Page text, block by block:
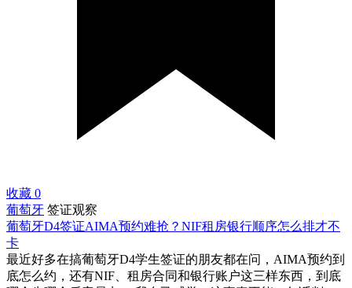
收藏 0
葡萄牙 签证观察
葡萄牙D4签证AIMA预约难抢？NIF租房银行顺序怎么排才不
卡
最近好多在搞葡萄牙D4学生签证的朋友都在问，AIMA预约到
底怎么约，还有NIF、租房合同和银行账户这三样东西，到底